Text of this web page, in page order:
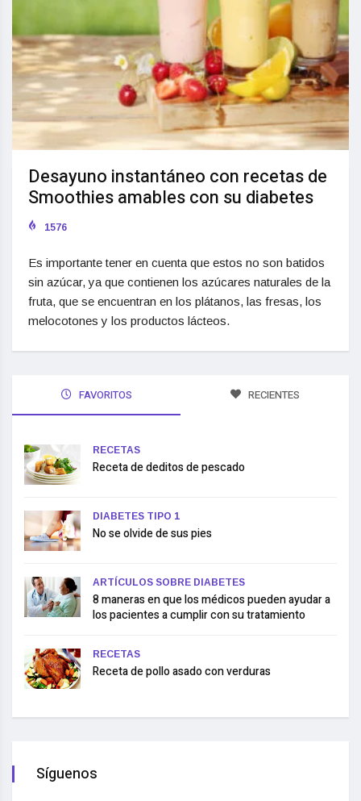
Desayuno instantáneo con recetas de
Smoothies amables con su diabetes
1576
Es importante tener en cuenta que estos no son batidos
sin azúcar, ya que contienen los azúcares naturales de la
fruta, que se encuentran en los plátanos, las fresas, los
melocotones y los productos lácteos.
FAVORITOS RECIENTES
RECETAS
Receta de deditos de pescado
DIABETES TIPO 1
No se olvide de sus pies
ARTÍCULOS SOBRE DIABETES
8 maneras en que los médicos pueden ayudar a
los pacientes a cumplir con su tratamiento
RECETAS
Receta de pollo asado con verduras
Síguenos